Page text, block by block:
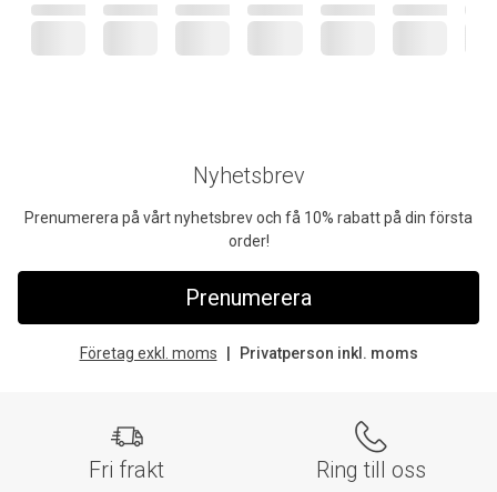
Nyhetsbrev
Prenumerera på vårt nyhetsbrev och få 10% rabatt på din första
order!
Prenumerera
Företag exkl. moms Privatperson inkl. moms
Fri frakt Ring till oss